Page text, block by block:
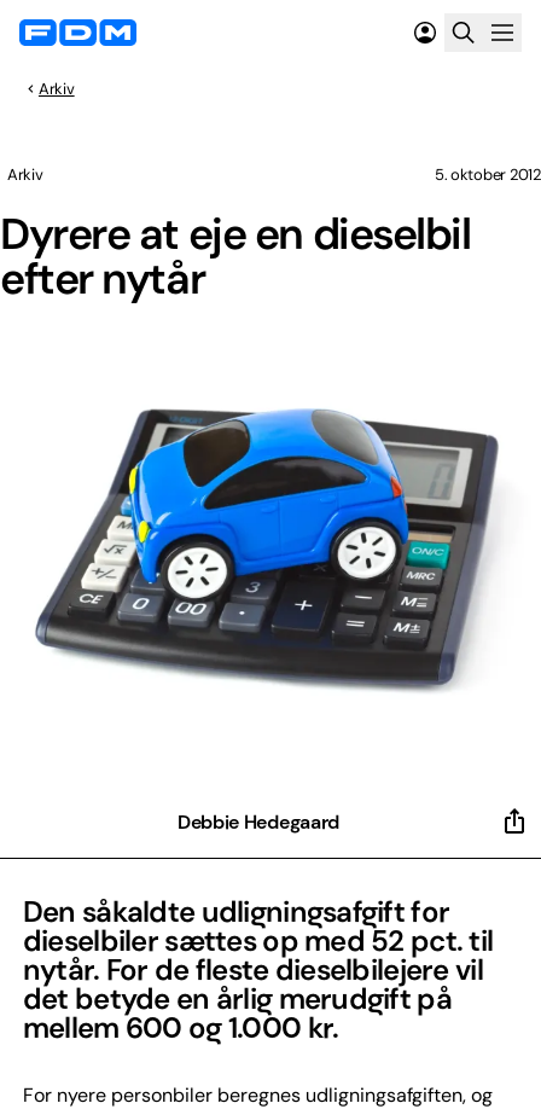
Arkiv
Dyrere at eje en dieselbil
efter nytår
Arkiv 5. oktober 2012
Debbie Hedegaard
Den såkaldte udligningsafgift for
dieselbiler sættes op med 52 pct. til
nytår. For de fleste dieselbilejere vil
det betyde en årlig merudgift på
mellem 600 og 1.000 kr.
For nyere personbiler beregnes udligningsafgiften, og